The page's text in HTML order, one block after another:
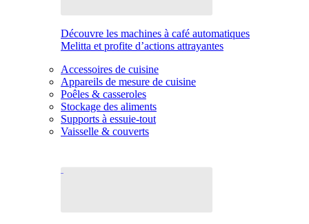
Découvre les machines à café automatiques
Melitta et profite d’actions attrayantes
Accessoires de cuisine
Appareils de mesure de cuisine
Poêles & casseroles
Stockage des aliments
Supports à essuie-tout
Vaisselle & couverts